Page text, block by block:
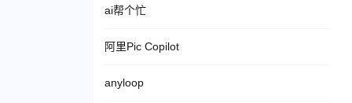
ai帮个忙
阿里Pic Copilot
anyloop